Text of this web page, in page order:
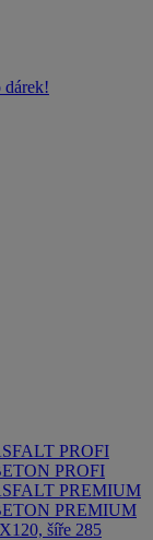
dárek!
PROFI
PROFI
PREMIUM
PREMIUM
šíře 285